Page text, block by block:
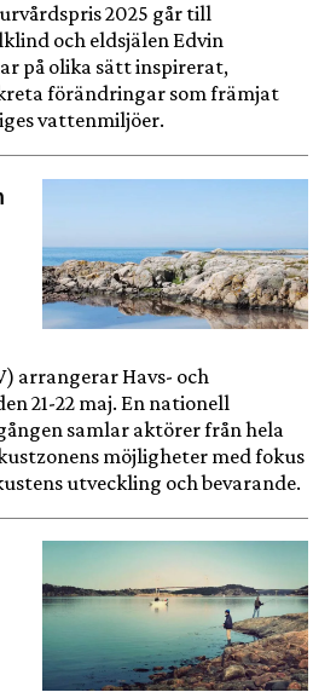
2025 går till
och eldsjälen Edvin
på olika sätt inspirerat,
förändringar som främjat
vattenmiljöer.
arrangerar Havs- och
21-22 maj. En nationell
samlar aktörer från hela
möjligheter med fokus
utveckling och bevarande.